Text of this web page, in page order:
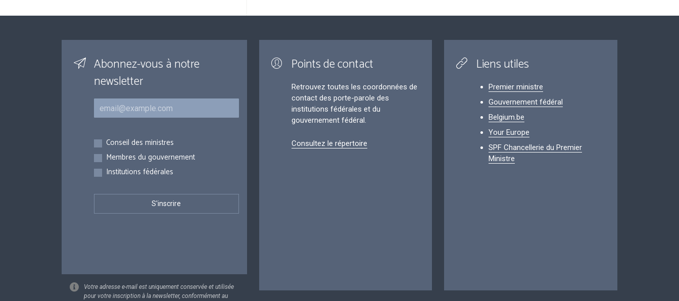
Abonnez-vous à notre
newsletter
Courriel
Inscriptions
Conseil des ministres
Membres du gouvernement
Institutions fédérales
Votre adresse e-mail est uniquement conservée et utilisée
pour votre inscription à la newsletter, conformément au
Points de contact
Retrouvez toutes les coordonnées de
contact des porte-parole des
institutions fédérales et du
gouvernement fédéral.
Consultez le répertoire
Liens utiles
Premier ministre
Gouvernement fédéral
Belgium.be
Your Europe
SPF Chancellerie du Premier
Ministre